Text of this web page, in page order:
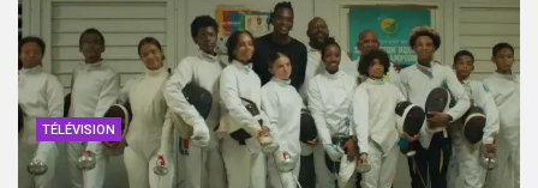
TÉLÉVISION